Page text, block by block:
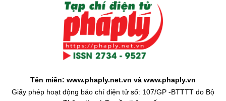
Tên miền: www.phaply.net.vn và www.phaply.vn
Giấy phép hoạt động báo chí điện tử số: 107/GP -BTTTT do Bộ